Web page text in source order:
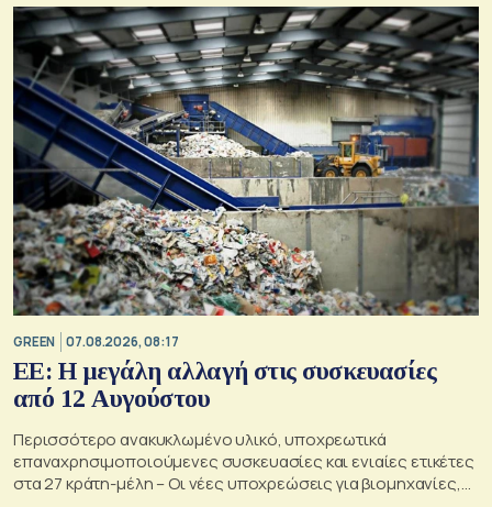
GREEN 07.08.2026, 08:17
ΕΕ: Η μεγάλη αλλαγή στις συσκευασίες
από 12 Αυγούστου
Περισσότερο ανακυκλωμένο υλικό, υποχρεωτικά
επαναχρησιμοποιούμενες συσκευασίες και ενιαίες ετικέτες
στα 27 κράτη-μέλη – Οι νέες υποχρεώσεις για βιομηχανίες,